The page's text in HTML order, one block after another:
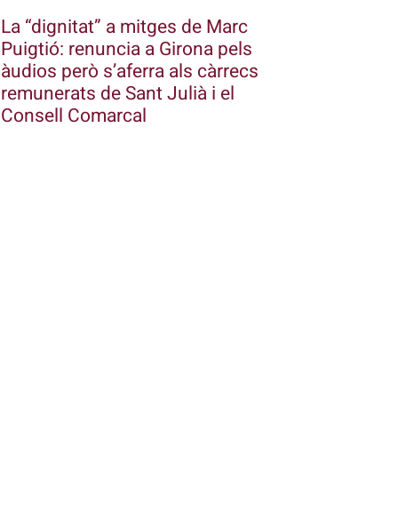
La “dignitat” a mitges de Marc
Puigtió: renuncia a Girona pels
àudios però s’aferra als càrrecs
remunerats de Sant Julià i el
Consell Comarcal